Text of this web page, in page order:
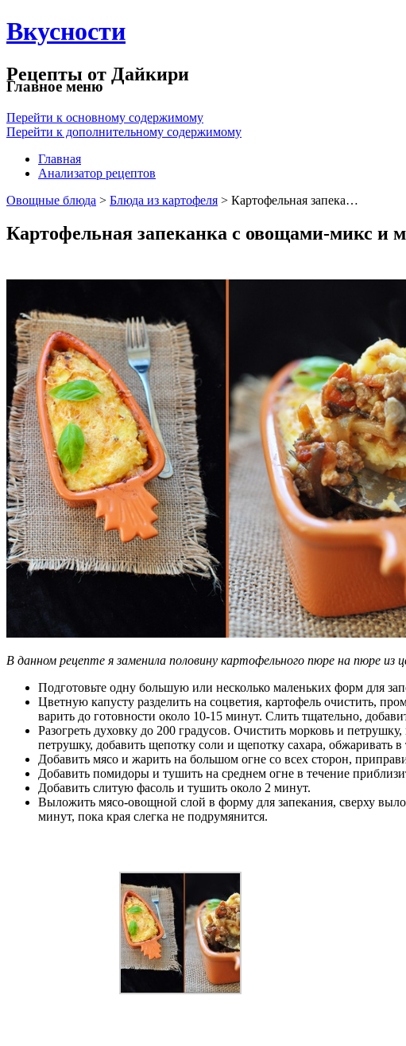
Вкусности
Рецепты от Дайкири
Главное меню
Перейти к основному содержимому
Перейти к дополнительному содержимому
Главная
Анализатор рецептов
Овощные блюда > Блюда из картофеля > Картофельная запека…
Картофельная запеканка с овощами-микс
В данном рецепте я заменила половину картофельного пюре на пюре
Подготовьте одну большую или несколько маленьких форм для
Цветную капусту разделить на соцветия, картофель очистить,
варить до готовности около 10-15 минут. Слить тщательно,
Разогреть духовку до 200 градусов. Очистить морковь и
петрушку, добавить щепотку соли и щепотку сахара, обжаривать
Добавить мясо и жарить на большом огне со всех сторон,
Добавить помидоры и тушить на среднем огне в течение
Добавить слитую фасоль и тушить около 2 минут.
Выложить мясо-овощной слой в форму для запекания, сверху
минут, пока края слегка не подрумянится.